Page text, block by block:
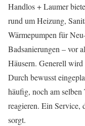
Handlos + Laumer
rund um Heizung,
Wärmepumpen für Neu
Badsanierungen – vor
Häusern. Generell wird
Durch bewusst
häufig, noch am
reagieren. Ein Service,
sorgt.